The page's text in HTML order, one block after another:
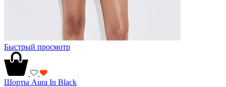
Быстрый просмотр
Шорты Aura In Black